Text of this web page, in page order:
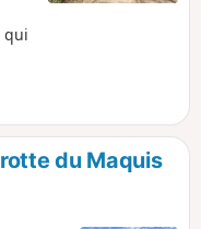
qui
du Maquis